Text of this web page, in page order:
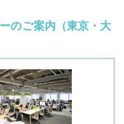
のご案内（東京・大